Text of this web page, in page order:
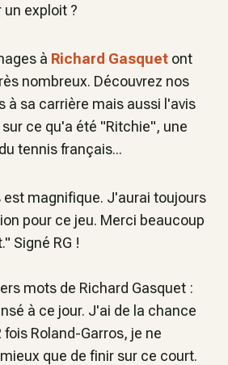
exploit ?
à Richard Gasquet ont
nombreux. Découvrez nos
à sa carrière mais aussi l'avis
ce qu'a été "Ritchie", une
tennis français...
est magnifique. J'aurai toujours
pour ce jeu. Merci beaucoup
." Signé RG !
mots de Richard Gasquet :
à ce jour. J'ai de la chance
Roland-Garros, je ne
que de finir sur ce court.